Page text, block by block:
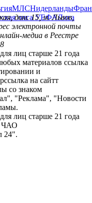
МЛСНидерланды
лига УЕФАЛига
дом. 15, м. Львов,
электронной почты
медиа в Реестре
лиц старше 21 года
материалов ссылка
и
на сайтт
со знаком
"Реклама", "Новости
лиц старше 21 года
ЧАО
24".